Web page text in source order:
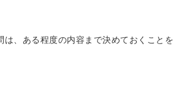
は、ある程度の内容まで決めておくことを